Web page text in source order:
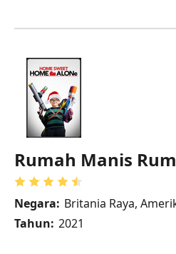
Rumah Manis
Negara: Britania Raya,
Tahun: 2021